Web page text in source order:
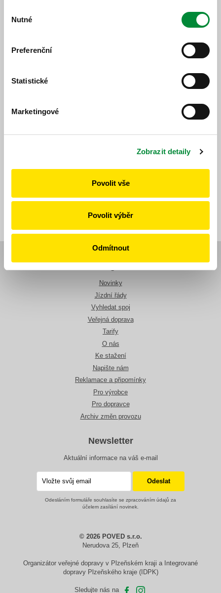
souhlasu
Nutné
Preferenční
Statistické
Marketingové
Zobrazit detaily
Povolit vše
Povolit výběr
Odmítnout
Jízdní řád
Zpět
Novinky
Jízdní řády
Vyhledat spoj
Veřejná doprava
Tarify
O nás
Ke stažení
Napište nám
Reklamace a připomínky
Pro výrobce
Pro dopravce
Archiv změn provozu
Newsletter
Aktuální informace na váš e-mail
Odesláním formuláře souhlasíte se zpracováním údajů za
účelem zasílání novinek.
© 2026 POVED s.r.o.
Nerudova 25, Plzeň
Organizátor veřejné dopravy v Plzeňském kraji a Integrované
dopravy Plzeňského kraje (IDPK)
Sledujte nás na